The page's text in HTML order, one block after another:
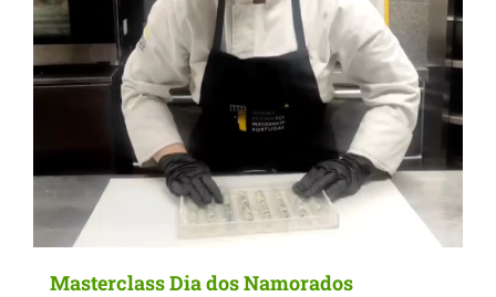
Masterclass Dia dos Namorados